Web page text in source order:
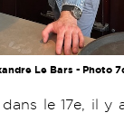
Le Bars - Photo
dans le 17e, il